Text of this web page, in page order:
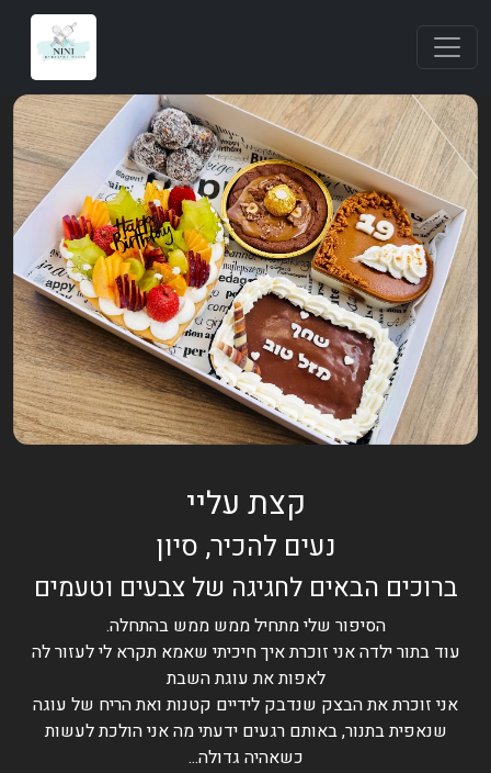
קצת עליי
נעים להכיר, סיון
ברוכים הבאים לחגיגה של צבעים וטעמים
הסיפור שלי מתחיל ממש ממש בהתחלה.
עוד בתור ילדה אני זוכרת איך חיכיתי שאמא תקרא לי לעזור לה
לאפות את עוגת השבת
אני זוכרת את הבצק שנדבק לידיים קטנות ואת הריח של עוגה
שנאפית בתנור, באותם רגעים ידעתי מה אני הולכת לעשות
כשאהיה גדולה...